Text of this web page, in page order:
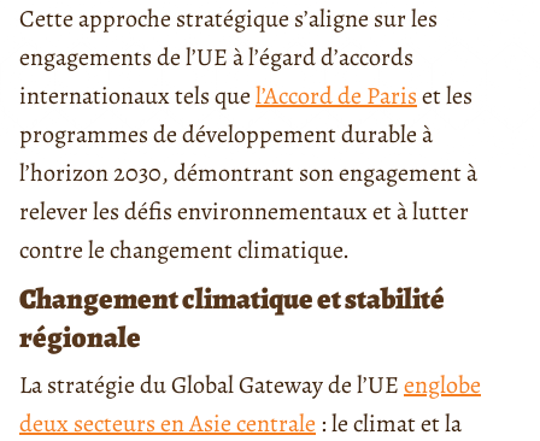
Cette approche stratégique s’aligne sur les
engagements de l’UE à l’égard d’accords
internationaux tels quel’Accord de Pariset les
programmes de développement durable à
l’horizon 2030, démontrant son engagement à
relever les défis environnementaux et à lutter
contre le changement climatique.
Changement climatique et stabilité
régionale
La stratégie du Global Gateway de l’UEenglobe
deux secteurs en Asie centrale : le climat et la